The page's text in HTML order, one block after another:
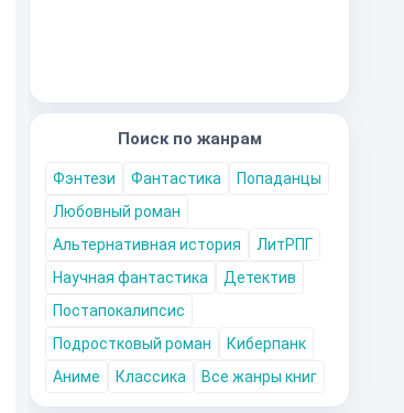
Поиск по жанрам
Фэнтези Фантастика
Попаданцы
Любовный роман
Альтернативная история
ЛитРПГ
Научная фантастика
Детектив
Постапокалипсис
Подростковый роман
Киберпанк
Аниме
Классика Все жанры книг